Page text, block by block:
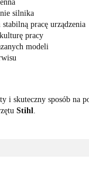
silnika
pracę urządzenia
pracy
modeli
i skuteczny sposób na
Stihl